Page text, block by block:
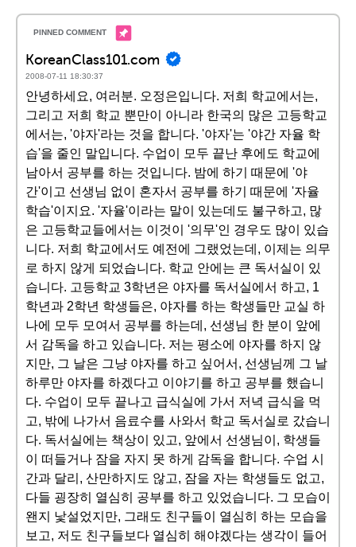
KoreanClass101.com
2008-07-11 18:30:37
안녕하세요, 여러분. 오정은입니다. 저희 학교에서는,
그리고 저희 학교 뿐만이 아니라 한국의 많은 고등학교
에서는, '야자'라는 것을 합니다. '야자'는 '야간 자율 학
습'을 줄인 말입니다. 수업이 모두 끝난 후에도 학교에
남아서 공부를 하는 것입니다. 밤에 하기 때문에 '야
간'이고 선생님 없이 혼자서 공부를 하기 때문에 '자율
학습'이지요. '자율'이라는 말이 있는데도 불구하고, 많
은 고등학교들에서는 이것이 '의무'인 경우도 많이 있습
니다. 저희 학교에서도 예전에 그랬었는데, 이제는 의무
로 하지 않게 되었습니다. 학교 안에는 큰 독서실이 있
습니다. 고등학교 3학년은 야자를 독서실에서 하고, 1
학년과 2학년 학생들은, 야자를 하는 학생들만 교실 하
나에 모두 모여서 공부를 하는데, 선생님 한 분이 앞에
서 감독을 하고 있습니다. 저는 평소에 야자를 하지 않
지만, 그 날은 그냥 야자를 하고 싶어서, 선생님께 그 날
하루만 야자를 하겠다고 이야기를 하고 공부를 했습니
다. 수업이 모두 끝나고 급식실에 가서 저녁 급식을 먹
고, 밖에 나가서 음료수를 사와서 학교 독서실로 갔습니
다. 독서실에는 책상이 있고, 앞에서 선생님이, 학생들
이 떠들거나 잠을 자지 못 하게 감독을 합니다. 수업 시
간과 달리, 산만하지도 않고, 잠을 자는 학생들도 없고,
다들 굉장히 열심히 공부를 하고 있었습니다. 그 모습이
왠지 낯설었지만, 그래도 친구들이 열심히 하는 모습을
보고, 저도 친구들보다 열심히 해야겠다는 생각이 들어